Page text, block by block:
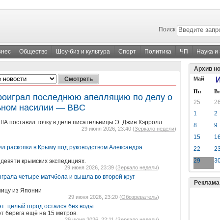
Поиск
Общество Шоу-биз и культура Спорт Политика ЧП Наука и
последнюю апелляцию по делу о
насилии — BBC
поставил точку в деле писательницы Э. Джин Кэрролл.
29 июня 2026, 23:40 (Зеркало недели)
раскопки в Крыму под руководством Александра
крымских экспедициях.
29 июня 2026, 23:39 (Зеркало недели)
четыре матчбола и вышла во второй круг
из Японии
29 июня 2026, 23:20 (Обозреватель)
целый город остался без воды
берега ещё на 15 метров.
Архив
Май
Пн Вт
25
1
2
8
9
15
22
29
Реклама